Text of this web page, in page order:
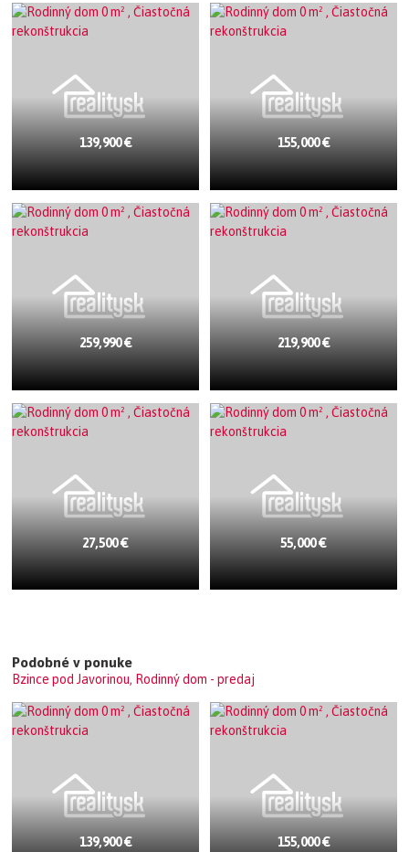
139,900 € 155,000 €
259,990 € 219,900 €
27,500 € 55,000 €
Podobné v ponuke
Bzince pod Javorinou, Rodinný dom - predaj
139,900 € 155,000 €